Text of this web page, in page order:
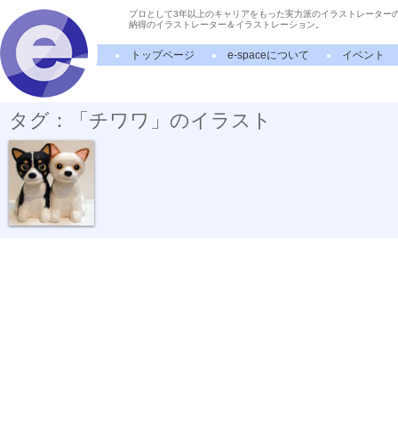
プロとして3年以上のキャリアをもった実力派のイラストレーター
納得のイラストレーター＆イラストレーション。
トップページ e-spaceについて イベント
タグ：「チワワ」のイラスト
犬の灯り02 ...